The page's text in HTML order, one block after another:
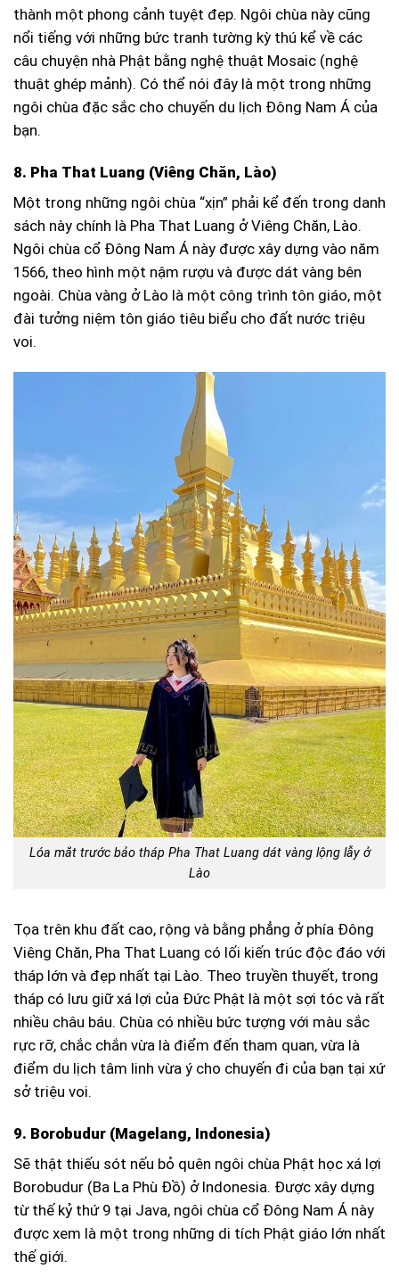
thành một phong cảnh tuyệt đẹp. Ngôi chùa này cũng
nổi tiếng với những bức tranh tường kỳ thú kể về các
câu chuyện nhà Phật bằng nghệ thuật Mosaic (nghệ
thuật ghép mảnh). Có thể nói đây là một trong những
ngôi chùa đặc sắc cho chuyến du lịch Đông Nam Á của
bạn.
8. Pha That Luang (Viêng Chăn, Lào)
Một trong những ngôi chùa “xịn” phải kể đến trong danh
sách này chính là Pha That Luang ở Viêng Chăn, Lào.
Ngôi chùa cổ Đông Nam Á này được xây dựng vào năm
1566, theo hình một nậm rượu và được dát vàng bên
ngoài. Chùa vàng ở Lào là một công trình tôn giáo, một
đài tưởng niệm tôn giáo tiêu biểu cho đất nước triệu
voi.
Lóa mắt trước bảo tháp Pha That Luang dát vàng lộng lẫy ở
Lào
Tọa trên khu đất cao, rộng và bằng phẳng ở phía Đông
Viêng Chăn, Pha That Luang có lối kiến trúc độc đáo với
tháp lớn và đẹp nhất tại Lào. Theo truyền thuyết, trong
tháp có lưu giữ xá lợi của Đức Phật là một sợi tóc và rất
nhiều châu báu. Chùa có nhiều bức tượng với màu sắc
rực rỡ, chắc chắn vừa là điểm đến tham quan, vừa là
điểm du lịch tâm linh vừa ý cho chuyến đi của bạn tại xứ
sở triệu voi.
9. Borobudur (Magelang, Indonesia)
Sẽ thật thiếu sót nếu bỏ quên ngôi chùa Phật học xá lợi
Borobudur (Ba La Phù Đồ) ở Indonesia. Được xây dựng
từ thế kỷ thứ 9 tại Java, ngôi chùa cổ Đông Nam Á này
được xem là một trong những di tích Phật giáo lớn nhất
thế giới.